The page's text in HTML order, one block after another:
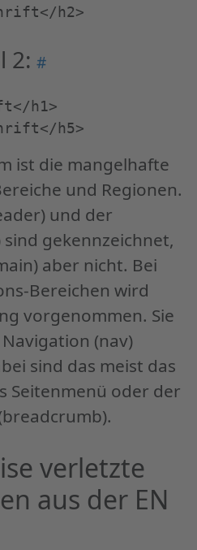
2: Permalink
2:"
#
h1>
ist die mangelhafte
und Regionen.
und der
gekennzeichnet,
aber nicht. Bei
Bereichen wird
vorgenommen. Sie
(nav)
sind das meist das
Seitenmenü oder der
verletzte
aus der EN